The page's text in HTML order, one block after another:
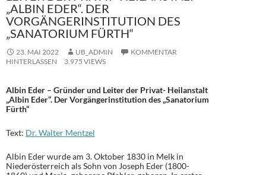
„ALBIN EDER“. DER
VORGÄNGERINSTITUTION DES
„SANATORIUM FÜRTH“
23. MAI 2022 UB_ADMIN
KOMMENTAR
HINTERLASSEN
3.975 VIEWS
Albin Eder – Gründer und Leiter der Privat- Heilanstalt
„Albin Eder“. Der Vorgängerinstitution des „Sanatorium
Fürth“
Text: Dr. Walter Mentzel
Albin Eder wurde am 3. Oktober 1830 in Melk in
Niederösterreich als Sohn von Joseph Eder (1800-